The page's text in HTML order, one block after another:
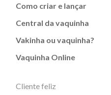
Como criar e lançar
Central da vaquinha
Vakinha ou vaquinha?
Vaquinha Online
Cliente feliz